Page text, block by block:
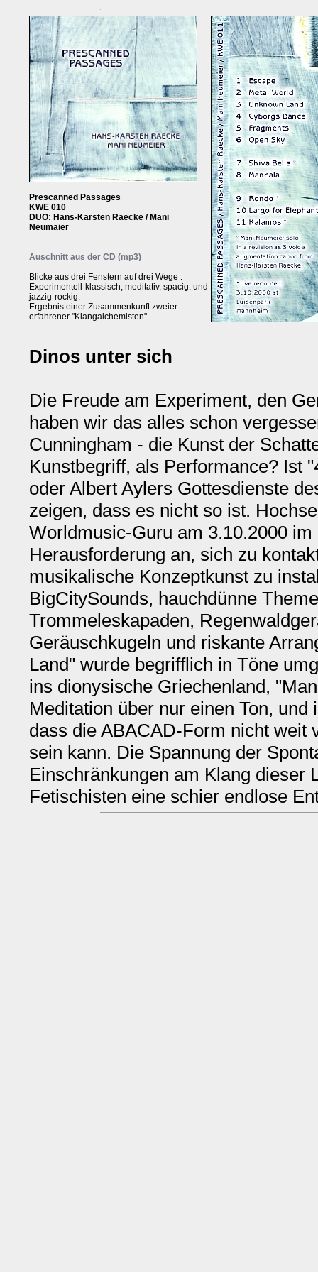
Prescanned Passages
KWE 010
DUO: Hans-Karsten Raecke / Mani
Neumaier
Auschnitt aus der CD (mp3)
Blicke aus drei Fenstern auf drei Wege :
Experimentell-klassisch, meditativ, spacig, und
jazzig-rockig.
Ergebnis einer Zusammenkunft zweier
erfahrener "Klangalchemisten"
Dinos unter sich
Die Freude am Experiment, den
haben wir das alles schon
Cunningham - die Kunst der
Kunstbegriff, als Performance? Ist
oder Albert Aylers Gottesdienste
zeigen, dass es nicht so ist.
Worldmusic-Guru am 3.10.2000
Herausforderung an, sich zu
musikalische Konzeptkunst zu
BigCitySounds, hauchdünne
Trommeleskapaden,
Geräuschkugeln und riskante
Land" wurde begrifflich in Töne
ins dionysische Griechenland,
Meditation über nur einen Ton,
dass die ABACAD-Form nicht weit
sein kann. Die Spannung der
Einschränkungen am Klang dieser
Fetischisten eine schier endlose